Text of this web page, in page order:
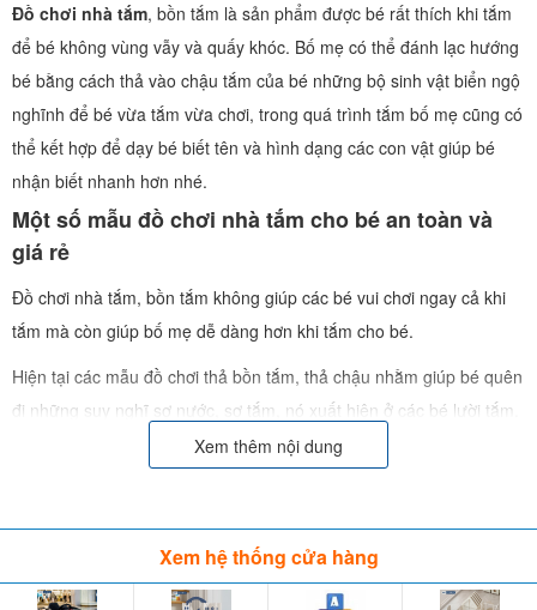
Đồ chơi nhà tắm, bồn tắm là sản phẩm được bé rất thích khi tắm
để bé không vùng vẫy và quấy khóc. Bố mẹ có thể đánh lạc hướng
bé bằng cách thả vào chậu tắm của bé những bộ sinh vật biển ngộ
nghĩnh để bé vừa tắm vừa chơi, trong quá trình tắm bố mẹ cũng có
thể kết hợp để dạy bé biết tên và hình dạng các con vật giúp bé
nhận biết nhanh hơn nhé.
Một số mẫu đồ chơi nhà tắm cho bé an toàn và
giá rẻ
Đồ chơi nhà tắm, bồn tắm không giúp các bé vui chơi ngay cả khi
tắm mà còn giúp bố mẹ dễ dàng hơn khi tắm cho bé.
Hiện tại các mẫu đồ chơi thả bồn tắm, thả chậu nhằm giúp bé quên
đi những suy nghĩ sợ nước, sợ tắm, nó xuất hiện ở các bé lười tắm.
Những mẫu đồ chơi được làm từ cao su cao cấp nên có thể an toàn
màu sắc bắt mắt. Các bé thường thích thú với những bộ độ chơi
nhiều màu và nhiều hình giúp tăng tính tìm tòi, kích thích não bộ.
Xem thêm nội dung
Xem hệ thống cửa hàng